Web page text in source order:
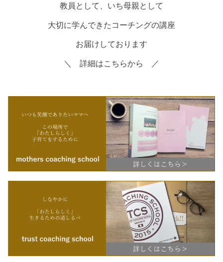
教員として、いち母親として
大切に学んできたコーチングの講座
お届けしております
＼ 詳細はこちらから ／